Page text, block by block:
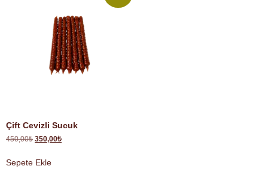
Çift Cevizli Sucuk
450,00₺ 350,00₺
Sepete Ekle